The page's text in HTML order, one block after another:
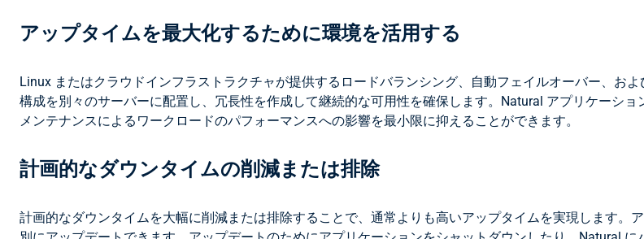
アップタイムを最大化するために環境を活用する
Linux またはクラウドインフラストラクチャが提供するロードバランシング、自動フェイルオーバー、お
構成を別々のサーバーに配置し、冗長性を作成して継続的な可用性を確保します。Natural アプリケーシ
メンテナンスによるワークロードのパフォーマンスへの影響を最小限に抑えることができます。
計画的なダウンタイムの削減または排除
計画的なダウンタイムを大幅に削減または排除することで、通常よりも高いアップタイムを実現します。